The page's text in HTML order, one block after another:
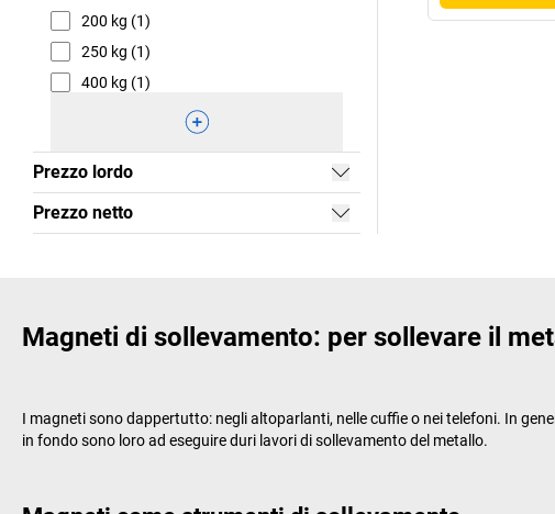
200 kg (1)
250 kg (1)
400 kg (1)
Prezzo lordo
Prezzo netto
Magneti di sollevamento: per sollevare il
I magneti sono dappertutto: negli altoparlanti, nelle cuffie o nei telefoni. In
in fondo sono loro ad eseguire duri lavori di sollevamento del metallo.